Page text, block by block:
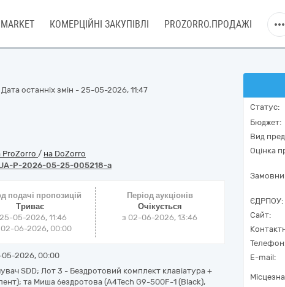
КОМЕРЦІЙНІ ЗАКУПІВЛІ PROZORRO.ПРОДАЖІ
останніх змін - 25-05-2026, 11:47
ProZorro / на DoZorro
P-2026-05-25-005218-a
подачі пропозицій
Триває
05-2026, 11:46
06-2026, 00:00
Період аукціонів
Очікується
з 02-06-2026, 13:46
2026, 00:00
SDD; Лот 3 - Бездротовий комплект клавіатура +
та Миша бездротова (A4Tech G9-500F-1 (Black),
Статус:
Бюджет:
Вид
Оцінка
ЄДРПОУ:
Сайт:
E-mail: